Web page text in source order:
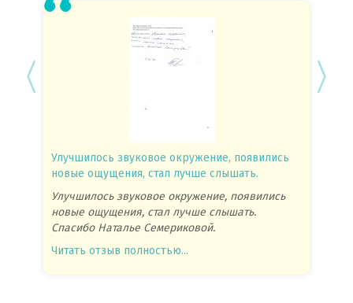
Улучшилось звуковое окружение, появились
новые ощущения, стал лучше слышать.
Улучшилось звуковое окружение, появились
новые ощущения, стал лучше слышать.
Спасибо Наталье Семериковой.
Читать отзыв полностью...